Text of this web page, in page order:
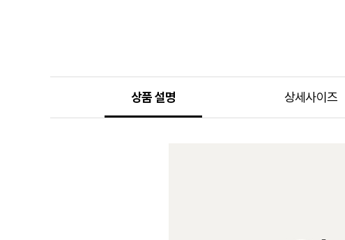
상품 설명 상세사이즈